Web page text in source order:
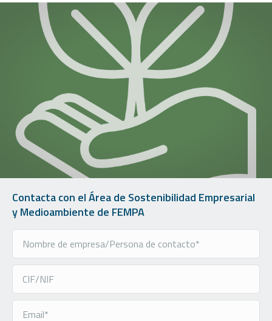
Contacta con el Área de Sostenibilidad Empresarial
y Medioambiente de FEMPA